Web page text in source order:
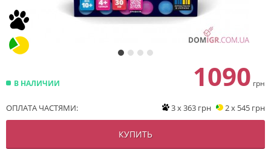
В НАЛИЧИИ 1090 грн
ОПЛАТА ЧАСТЯМИ: 3 x 363 грн 2 x 545 грн
КУПИТЬ